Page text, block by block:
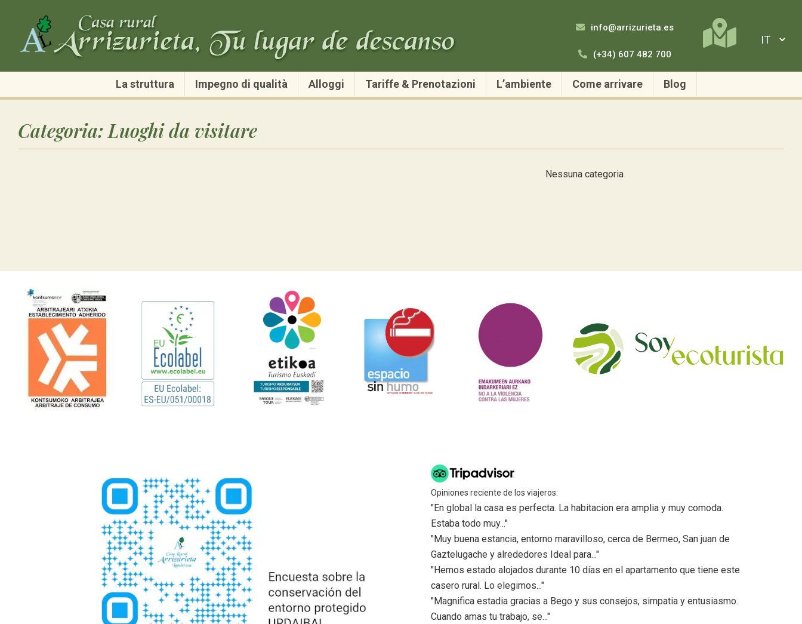
La struttura Impegno di qualità Alloggi Tariffe & Prenotazioni L’ambiente Come arrivare Blog
info@arrizurieta.es
(+34) 607 482 700
Categoria: Luoghi da visitare
Nessuna categoria
Opiniones reciente de los viajeros:
"En global la casa es perfecta. La habitacion era amplia y muy comoda.
Estaba todo muy..."
"Muy buena estancia, entorno maravilloso, cerca de Bermeo, San juan de
Gaztelugache y alrededores Ideal para..."
"Hemos estado alojados durante 10 días en el apartamento que tiene este
casero rural. Lo elegimos..."
"Magnifica estadia gracias a Bego y sus consejos, simpatia y entusiasmo.
Cuando amas tu trabajo, se..."